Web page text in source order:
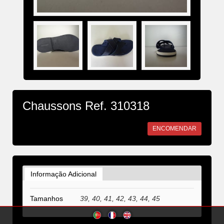
Chaussons Ref. 310318
ENCOMENDAR
Informação Adicional
Tamanhos 39, 40, 41, 42, 43, 44, 45